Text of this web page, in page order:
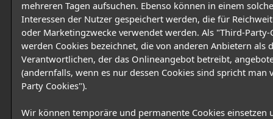
mehreren Tagen aufsuchen. Ebenso können in einem
Interessen der Nutzer gespeichert werden, die für
oder Marketingzwecke verwendet werden. Als "Third-Party-
werden Cookies bezeichnet, die von anderen Anbietern als
Verantwortlichen, der das Onlineangebot betreibt,
(andernfalls, wenn es nur dessen Cookies sind spricht man
Party Cookies").
Wir können temporäre und permanente Cookies einsetzen